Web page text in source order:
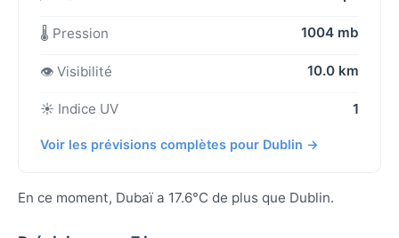
🌡️ Pression 1004 mb
👁️ Visibilité 10.0 km
☀️ Indice UV 1
Voir les prévisions complètes pour Dublin →
En ce moment, Dubaï a 17.6°C de plus que Dublin.